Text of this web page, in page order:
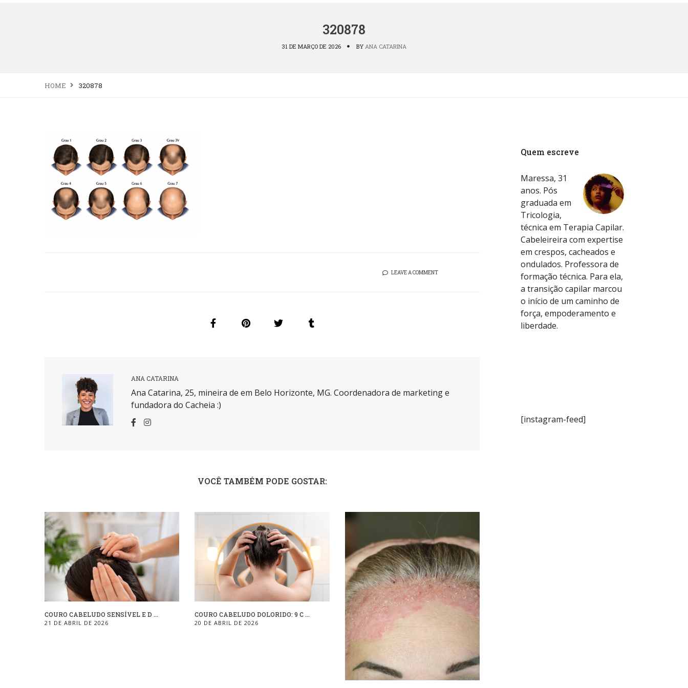
320878
31 DE MARÇO DE 2026 BY ANA CATARINA
HOME 320878
LEAVE A COMMENT
ANA CATARINA
Ana Catarina, 25, mineira de em Belo Horizonte, MG. Coordenadora de marketing e
fundadora do Cacheia :)
VOCÊ TAMBÉM PODE GOSTAR:
COURO CABELUDO SENSÍVEL E D ...
21 DE ABRIL DE 2026
COURO CABELUDO DOLORIDO: 9 C ...
20 DE ABRIL DE 2026
Quem escreve
Maressa, 31
anos. Pós
graduada em
Tricologia,
técnica em Terapia Capilar.
Cabeleireira com expertise
em crespos, cacheados e
ondulados. Professora de
formação técnica. Para ela,
a transição capilar marcou
o início de um caminho de
força, empoderamento e
liberdade.
[instagram-feed]